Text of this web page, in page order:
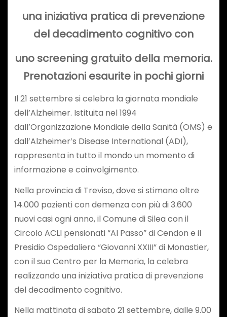
una iniziativa pratica di prevenzione
del decadimento cognitivo con
uno screening gratuito della memoria.
Prenotazioni esaurite in pochi giorni
Il 21 settembre si celebra la giornata mondiale
dell’Alzheimer. Istituita nel 1994
dall’Organizzazione Mondiale della Sanità (OMS) e
dall’Alzheimer’s Disease International (ADI),
rappresenta in tutto il mondo un momento di
informazione e coinvolgimento.
Nella provincia di Treviso, dove si stimano oltre
14.000 pazienti con demenza con più di 3.600
nuovi casi ogni anno, il Comune di Silea con il
Circolo ACLI pensionati “Al Passo” di Cendon e il
Presidio Ospedaliero “Giovanni XXIII” di Monastier,
con il suo Centro per la Memoria, la celebra
realizzando una iniziativa pratica di prevenzione
del decadimento cognitivo.
Nella mattinata di sabato 21 settembre, dalle 9.00